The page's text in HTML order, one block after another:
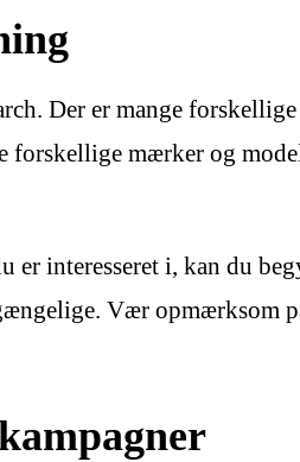
Der er mange
forskellige mærker og
interesseret i, kan du
Vær opmærksom